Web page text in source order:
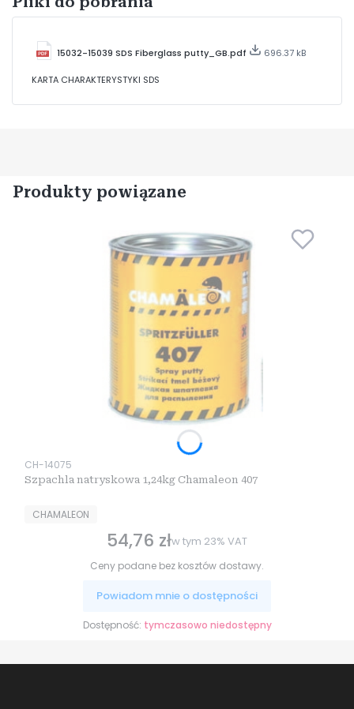
15032-15039 SDS Fiberglass putty_GB.pdf 696.37 kB
KARTA CHARAKTERYSTYKI SDS
Produkty powiązane
Kod produktu
CH-14075
Szpachla natryskowa 1,24kg Chamaleon 407
PRODUCENT
CHAMALEON
Cena brutto
54,76 złw tym 23% VAT
Ceny podane bez kosztów dostawy.
Powiadom mnie o dostępności
Dostępność: tymczasowo niedostępny